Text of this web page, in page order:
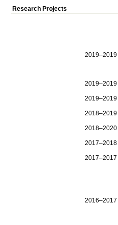
Research Projects
2019–2019
2019–2019
2019–2019
2018–2019
2018–2020
2017–2018
2017–2017
2016–2017